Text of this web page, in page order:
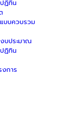
ฏิทิน
บบควบรวม
บประมาณ
ฏิทิน
การ